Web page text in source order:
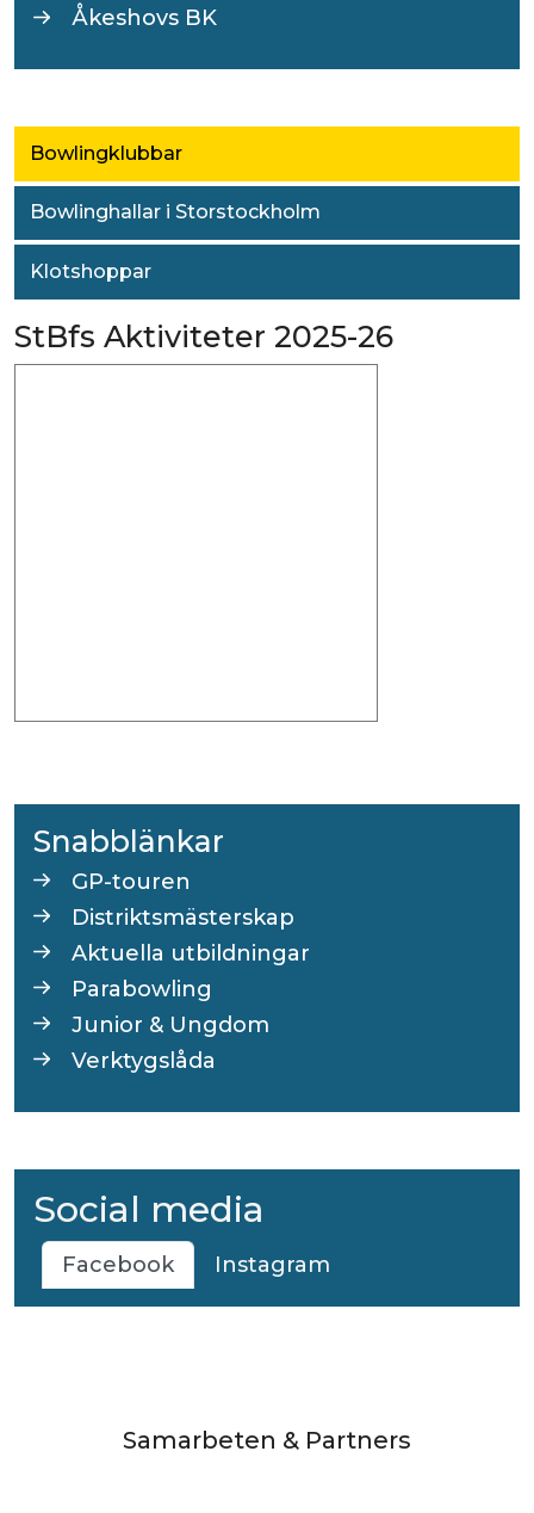
Bowlingklubbar
Bowlinghallar i Storstockholm
Klotshoppar
Åkeshovs BK
StBfs Aktiviteter 2025-26
Snabblänkar
GP-touren
Distriktsmästerskap
Aktuella utbildningar
Parabowling
Junior & Ungdom
Verktygslåda
Social media
Facebook Instagram
Samarbeten & Partners